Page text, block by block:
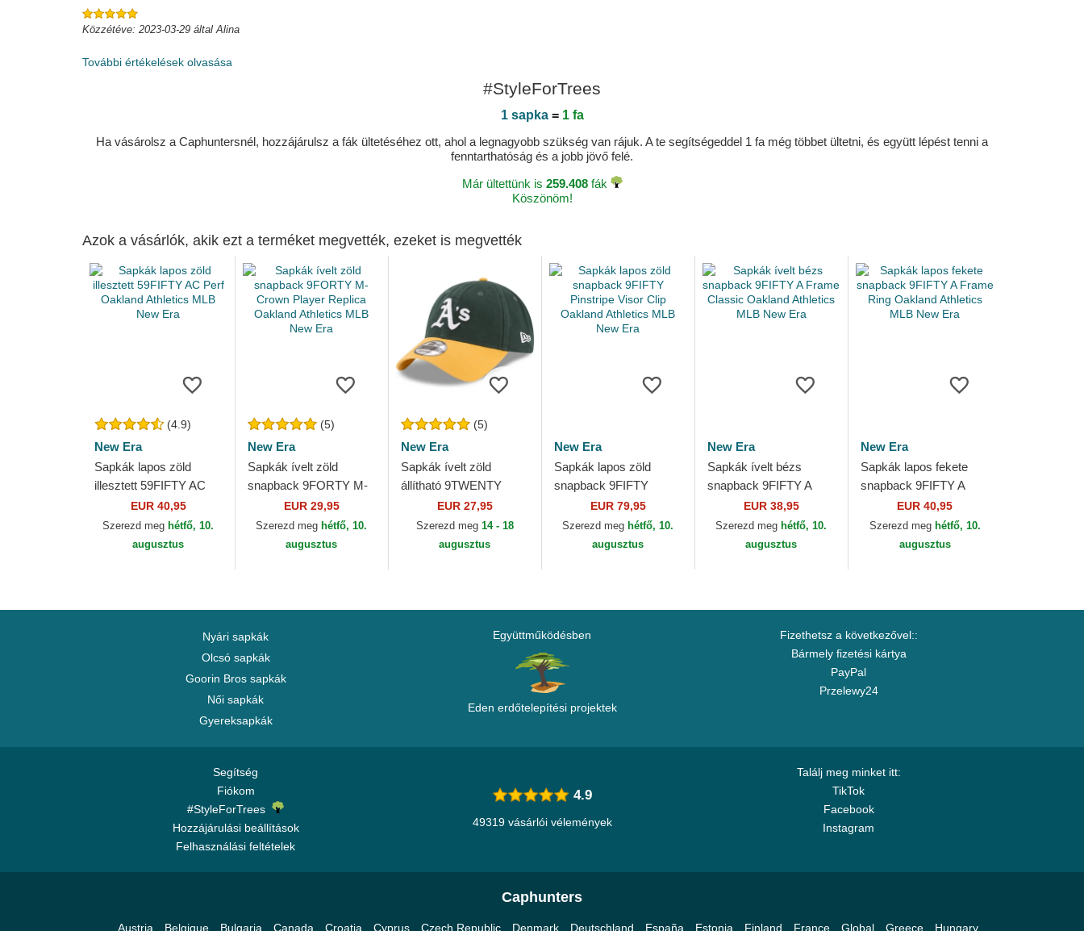
Közzétéve: 2023-03-29 által Alina
További értékelések olvasása
#StyleForTrees
1 sapka= 1 fa
Ha vásárolsz a Caphuntersnél, hozzájárulsz a fák ültetéséhez ott, ahol a legnagyobb szükség van rájuk. A te segítségeddel 1 fa még többet ültetni, és együtt lépést tenni a
fenntarthatóság és a jobb jövő felé.
Már ültettünk is 259.408fák
Köszönöm!
Azok a vásárlók, akik ezt a terméket megvették, ezeket is megvették
(4.9)
New Era
Sapkák lapos zöld
illesztett 59FIFTY AC
Perf Oakland Athletics
MLB New Era
EUR 40,95
Szerezd meg hétfő, 10.
augusztus
(5)
New Era
Sapkák ívelt zöld
snapback 9FORTY M-
Crown Player Replica
Oakland Athletics MLB
New Era
EUR 29,95
Szerezd meg hétfő, 10.
augusztus
(5)
New Era
Sapkák ívelt zöld
állítható 9TWENTY
Core Classic Oakland
Athletics MLB New Era
EUR 27,95
Szerezd meg 14 - 18
augusztus
New Era
Sapkák lapos zöld
snapback 9FIFTY
Pinstripe Visor Clip
Oakland Athletics MLB
New Era
EUR 79,95
Szerezd meg hétfő, 10.
augusztus
New Era
Sapkák ívelt bézs
snapback 9FIFTY A
Frame Classic Oakland
Athletics MLB New Era
EUR 38,95
Szerezd meg hétfő, 10.
augusztus
New Era
Sapkák lapos fekete
snapback 9FIFTY A
Frame Ring Oakland
Athletics MLB New Era
EUR 40,95
Szerezd meg hétfő, 10.
augusztus
Nyári sapkák
Olcsó sapkák
Goorin Bros sapkák
Női sapkák
Gyereksapkák
Együttműködésben
Eden erdőtelepítési projektek
Fizethetsz a következővel::
Bármely fizetési kártya
PayPal
Przelewy24
Segítség
Fiókom
#StyleForTrees
Hozzájárulási beállítások
Felhasználási feltételek
Találj meg minket itt:
TikTok
Facebook
Instagram
4.9
49319 vásárlói vélemények
Caphunters
Austria Belgique Bulgaria Canada Croatia Cyprus Czech Republic Denmark Deutschland España Estonia Finland France Global Greece Hungary